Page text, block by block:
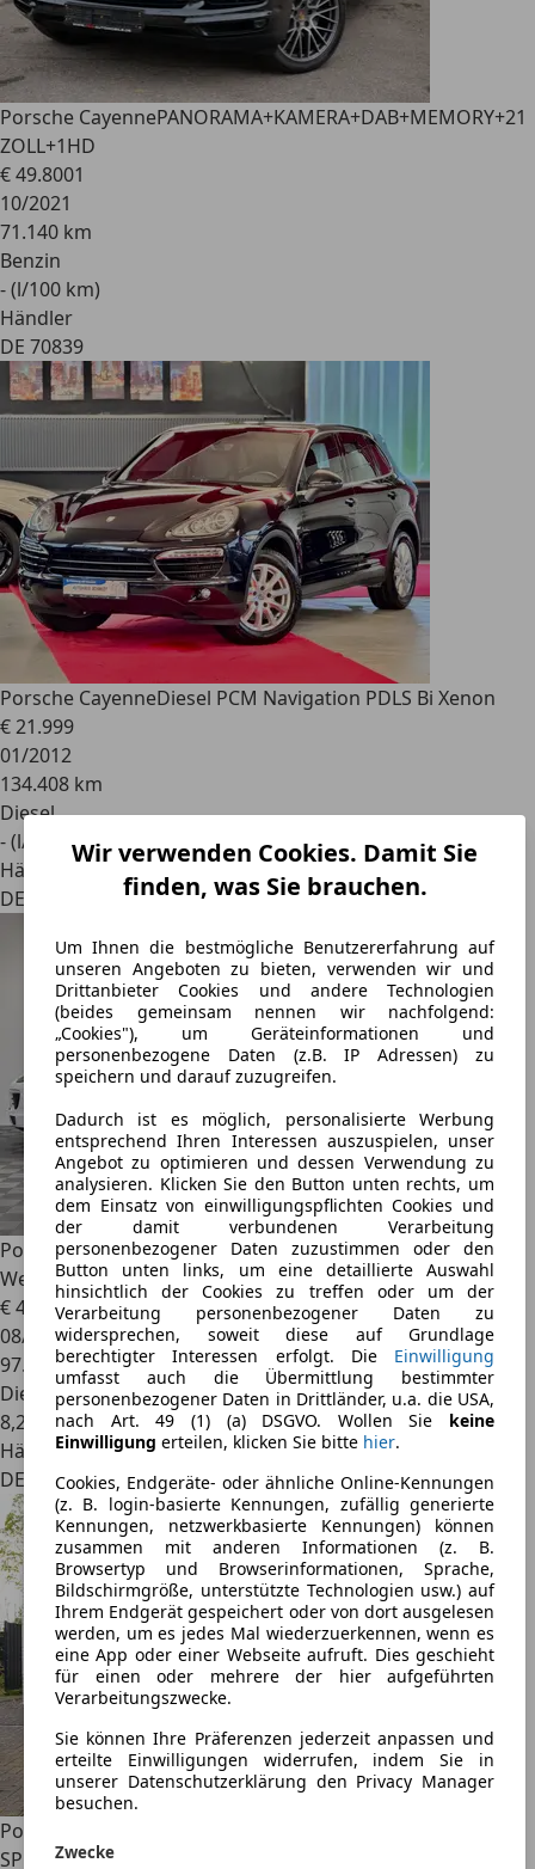
Wir verwenden Cookies. Damit Sie
finden, was Sie brauchen.
Um Ihnen die bestmögliche Benutzererfahrung auf
unseren Angeboten zu bieten, verwenden wir und
Drittanbieter Cookies und andere Technologien
(beides gemeinsam nennen wir nachfolgend:
„Cookies"), um Geräteinformationen und
personenbezogene Daten (z.B. IP Adressen) zu
speichern und darauf zuzugreifen.
Dadurch ist es möglich, personalisierte Werbung
entsprechend Ihren Interessen auszuspielen, unser
Angebot zu optimieren und dessen Verwendung zu
analysieren. Klicken Sie den Button unten rechts, um
dem Einsatz von einwilligungspflichten Cookies und
der damit verbundenen Verarbeitung
personenbezogener Daten zuzustimmen oder den
Button unten links, um eine detaillierte Auswahl
hinsichtlich der Cookies zu treffen oder um der
Verarbeitung personenbezogener Daten zu
widersprechen, soweit diese auf Grundlage
berechtigter Interessen erfolgt. Die Einwilligung
umfasst auch die Übermittlung bestimmter
personenbezogener Daten in Drittländer, u.a. die USA,
nach Art. 49 (1) (a) DSGVO. Wollen Sie keine
Einwilligung erteilen, klicken Sie bitte hier.
Cookies, Endgeräte- oder ähnliche Online-Kennungen
(z. B. login-basierte Kennungen, zufällig generierte
Kennungen, netzwerkbasierte Kennungen) können
zusammen mit anderen Informationen (z. B.
Browsertyp und Browserinformationen, Sprache,
Bildschirmgröße, unterstützte Technologien usw.) auf
Ihrem Endgerät gespeichert oder von dort ausgelesen
werden, um es jedes Mal wiederzuerkennen, wenn es
eine App oder einer Webseite aufruft. Dies geschieht
für einen oder mehrere der hier aufgeführten
Verarbeitungszwecke.
Sie können Ihre Präferenzen jederzeit anpassen und
erteilte Einwilligungen widerrufen, indem Sie in
unserer Datenschutzerklärung den Privacy Manager
besuchen.
Zwecke
Porsche CayennePANORAMA+KAMERA+DAB+MEMORY+21
ZOLL+1HD
€ 49.8001
10/2021
71.140 km
Benzin
- (l/100 km)
Händler
DE 70839
Porsche CayenneDiesel PCM Navigation PDLS Bi Xenon
€ 21.999
01/2012
134.408 km
Diesel
- (l/100 km)
Händler
DE 87494
Porsche CayenneS Diesel|Approved|Pano|PDLS+|18-
Wege|
€ 44.990
08/2017
97.800 km
Diesel
8,2 l/100 km (komb.)
Händler
DE 42477
Porsche Cayenne
SPORTABG-VOLL